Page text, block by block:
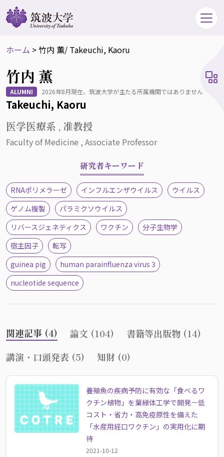
ホーム >竹内 薫/ Takeuchi, Kaoru
竹内 薫
ALUMNI 2026年8月現在、筑波大学が主たる所属機関ではありません
Takeuchi, Kaoru
医学医療系 , 准教授
Faculty of Medicine , Associate Professor
研究者キーワード
RNAポリメラーゼ インフルエンザウイルス
ウイルス
ゲノム複製
パラミクソウイルス
リバースジェネティクス
ワクチン
分子生物学
宿主因子
転写
guinea pig
human parainfluenza virus 3
nucleotide sequence
関連記事 (4) 論文 (104)
書籍等出版物 (14)
講演・口頭発表 (5)
知財 (0)
養殖魚の疾病予防に有効な「食べるワ
クチン植物」を葉緑体工学で開発－低
コスト・省力・高免疫原性を備えた
「水産用経口ワクチン」の実用化に期
待
2021-10-12